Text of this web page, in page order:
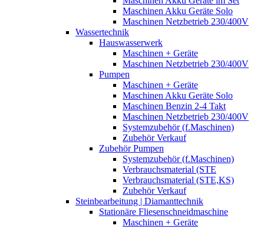
Maschinen Akku Geräte Solo
Maschinen Netzbetrieb 230/400V
Wassertechnik
Hauswasserwerk
Maschinen + Geräte
Maschinen Netzbetrieb 230/400V
Pumpen
Maschinen + Geräte
Maschinen Akku Geräte Solo
Maschinen Benzin 2-4 Takt
Maschinen Netzbetrieb 230/400V
Systemzubehör (f.Maschinen)
Zubehör Verkauf
Zubehör Pumpen
Systemzubehör (f.Maschinen)
Verbrauchsmaterial (STE
Verbrauchsmaterial (STE,KS)
Zubehör Verkauf
Steinbearbeitung | Diamanttechnik
Stationäre Fliesenschneidmaschine
Maschinen + Geräte